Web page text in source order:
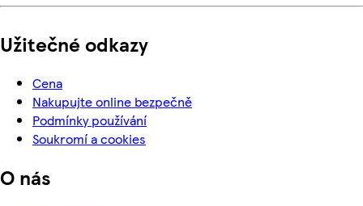
Užitečné odkazy
Cena
Nakupujte online bezpečně
Podmínky používání
Soukromí a cookies
O nás